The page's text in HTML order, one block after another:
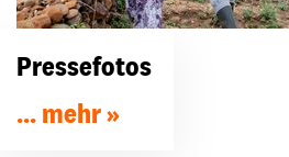
Pressefotos
... mehr